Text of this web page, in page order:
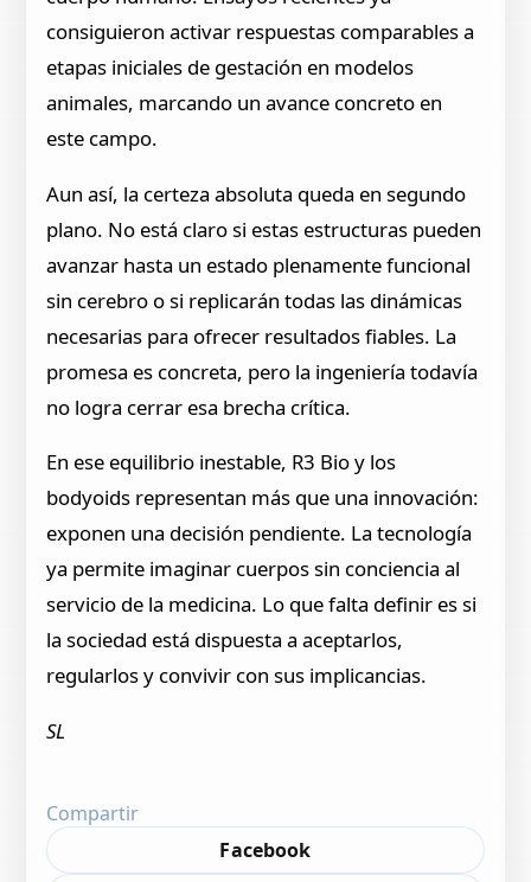
consiguieron activar respuestas comparables a
etapas iniciales de gestación en modelos
animales, marcando un avance concreto en
este campo.
Aun así, la certeza absoluta queda en segundo
plano. No está claro si estas estructuras pueden
avanzar hasta un estado plenamente funcional
sin cerebro o si replicarán todas las dinámicas
necesarias para ofrecer resultados fiables. La
promesa es concreta, pero la ingeniería todavía
no logra cerrar esa brecha crítica.
En ese equilibrio inestable, R3 Bio y los
bodyoids representan más que una innovación:
exponen una decisión pendiente. La tecnología
ya permite imaginar cuerpos sin conciencia al
servicio de la medicina. Lo que falta definir es si
la sociedad está dispuesta a aceptarlos,
regularlos y convivir con sus implicancias.
SL
Compartir
Facebook